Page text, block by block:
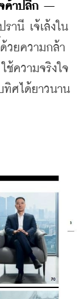
จค้าปลีก –
านี เจ้เล้งใน
วยความกล้า
ช้ความจริงใจ
ทิศได้ยาวนาน